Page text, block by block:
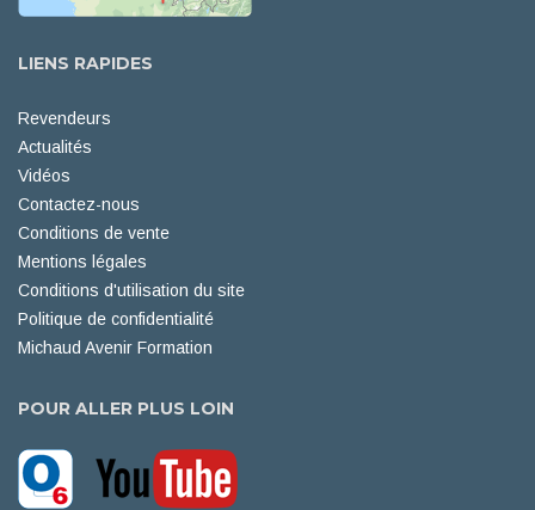
LIENS RAPIDES
Revendeurs
Actualités
Vidéos
Contactez-nous
Conditions de vente
Mentions légales
Conditions d'utilisation du site
Politique de confidentialité
Michaud Avenir Formation
POUR ALLER PLUS LOIN